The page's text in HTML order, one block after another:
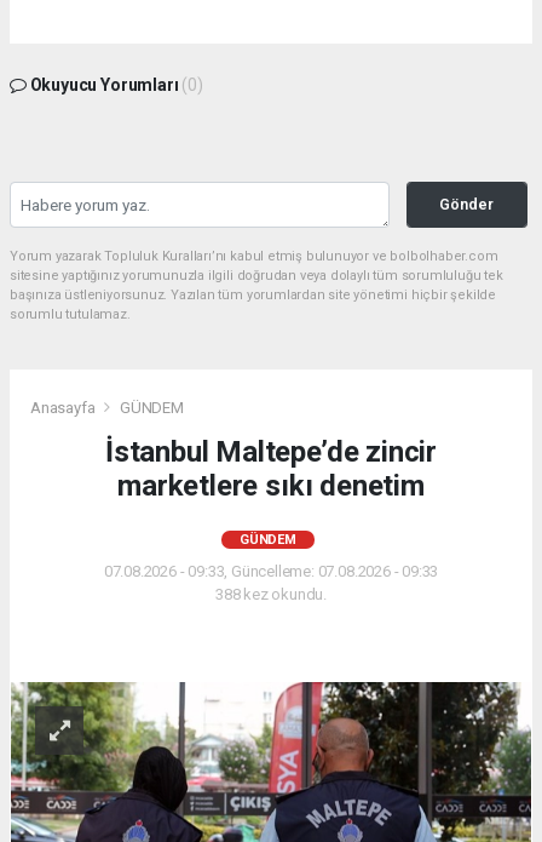
Okuyucu Yorumları (0)
Gönder
Yorum yazarak Topluluk Kuralları’nı kabul etmiş bulunuyor ve bolbolhaber.com
sitesine yaptığınız yorumunuzla ilgili doğrudan veya dolaylı tüm sorumluluğu tek
başınıza üstleniyorsunuz. Yazılan tüm yorumlardan site yönetimi hiçbir şekilde
sorumlu tutulamaz.
Anasayfa GÜNDEM
İstanbul Maltepe’de zincir
marketlere sıkı denetim
GÜNDEM
07.08.2026 - 09:33, Güncelleme: 07.08.2026 - 09:33
388 kez okundu.